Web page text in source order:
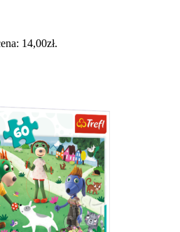
14,00zł.